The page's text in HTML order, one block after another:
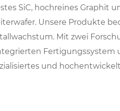
SiC, hochreines Graphit
Unsere Produkte
Mit zwei
Fertigungssystem
und